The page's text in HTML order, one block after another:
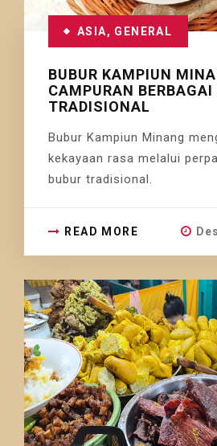
ASIA, GENERAL
BUBUR KAMPIUN
CAMPURAN BERBAGAI
TRADISIONAL
Bubur Kampiun Minang
kekayaan rasa melalui
bubur tradisional.
READ MORE